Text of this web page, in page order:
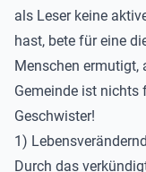
als Leser keine
hast, bete für eine
Menschen ermutigt,
Gemeinde ist
Geschwister!
1)
Durch das